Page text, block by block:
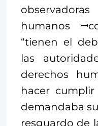
humanos
“tienen el
las
derechos
hacer
demandaba
resguardo de